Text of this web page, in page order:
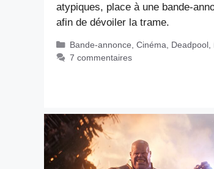
atypiques, place à une bande-
afin de dévoiler la trame.
Catégories
Bande-annonce Cinéma Deadpool,
7 commentaires